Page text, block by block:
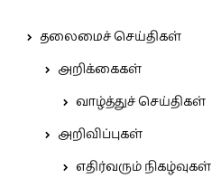
தலைமைச் செய்திகள்
அறிக்கைகள்
வாழ்த்துச் செய்திகள்
அறிவிப்புகள்
எதிர்வரும் நிகழ்வுகள்